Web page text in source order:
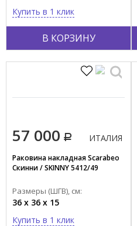
В КОРЗИНУ
Купить в 1 клик
57 000 ИТАЛИЯ
Раковина накладная Scarabeo
Скинни / SKINNY 5412/49
Размеры (ШГВ), см:
36 x 36 x 15
Купить в 1 клик